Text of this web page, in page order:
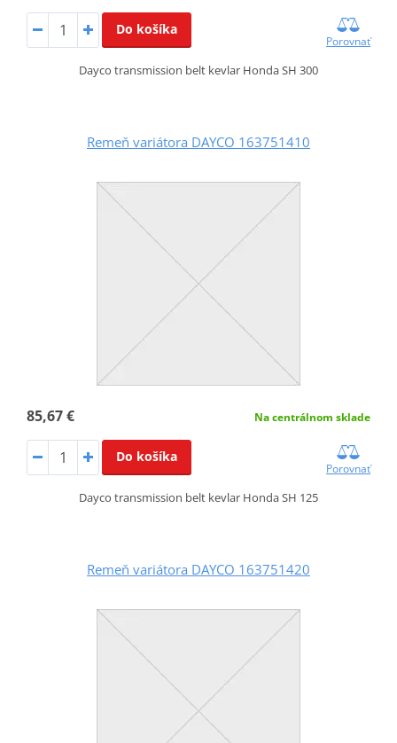
Do košíka
Porovnať
Dayco transmission belt kevlar Honda SH 300
Remeň variátora DAYCO 163751410
85,67 € Na centrálnom sklade
Do košíka
Porovnať
Dayco transmission belt kevlar Honda SH 125
Remeň variátora DAYCO 163751420